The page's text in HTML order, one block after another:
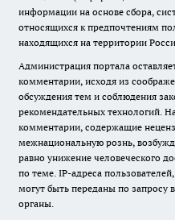
информации на основе сбора,
относящихся к предпочтениям
находящихся на территории
Администрация портала
комментарии, исходя из
обсуждения тем и соблюдения
рекомендательных технологий.
комментарии, содержащие
межнациональную рознь,
равно унижение человеческого
по теме. IP-адреса
могут быть переданы по запросу
органы.